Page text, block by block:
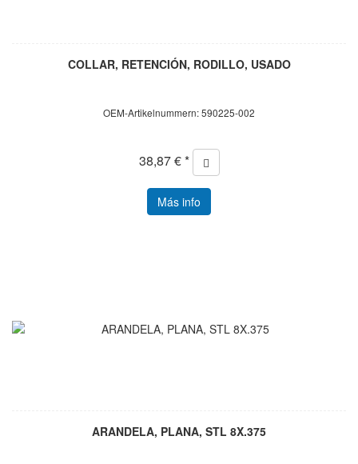
COLLAR, RETENCIÓN, RODILLO, USADO
OEM-Artikelnummern: 590225-002
38,87 € *
Más info
ARANDELA, PLANA, STL 8X.375